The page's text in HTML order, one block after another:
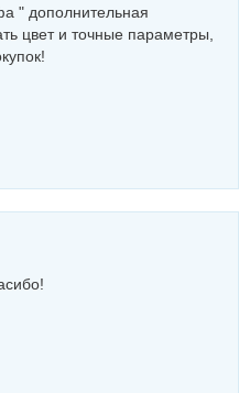
" дополнительная
цвет и точные параметры,